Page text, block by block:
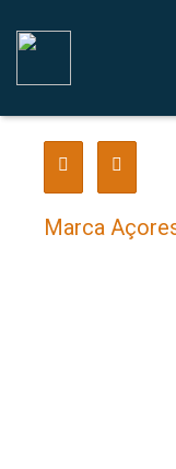
Marca